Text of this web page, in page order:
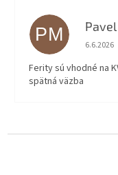
PM
6.6.2026
Ferity sú vhodné na
spätná väzba